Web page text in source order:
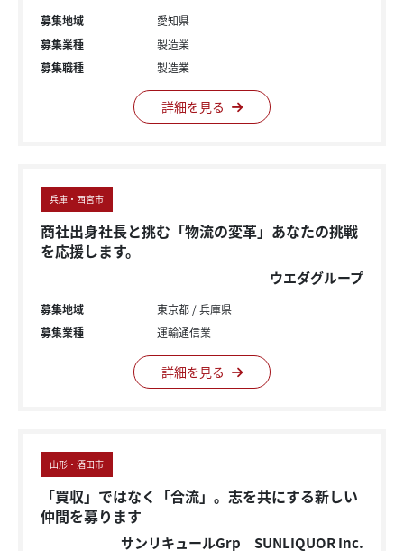
募集地域
愛知県
募集業種
製造業
募集職種
製造業
詳細を見る
兵庫・西宮市
商社出身社長と挑む「物流の変革」あなたの挑戦
を応援します。
ウエダグループ
募集地域 東京都
兵庫県
募集業種
運輸通信業
詳細を見る
山形・酒田市
「買収」ではなく「合流」。志を共にする新しい
仲間を募ります
サンリキュールGrp SUNLIQUOR Inc.